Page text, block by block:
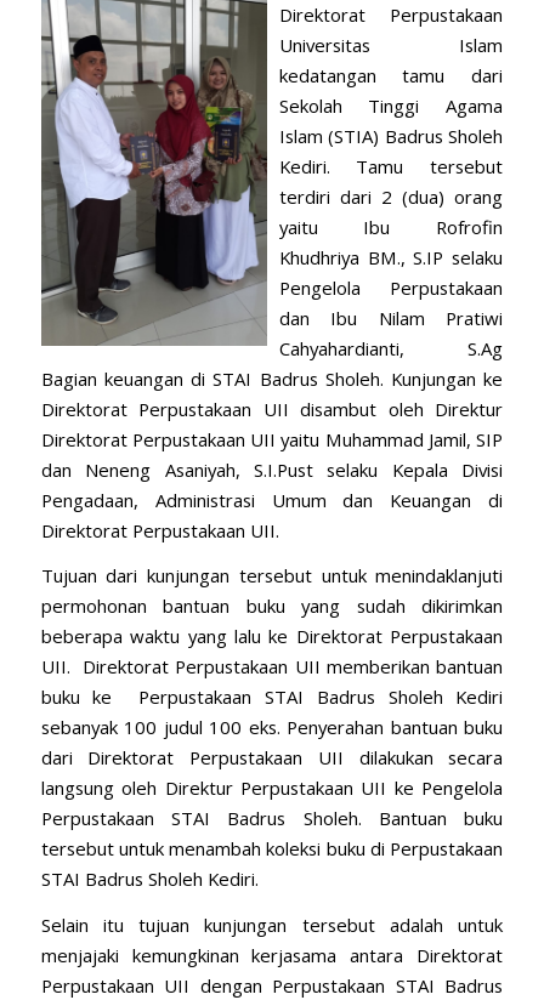
Direktorat Perpustakaan
Universitas Islam
kedatangan tamu dari
Sekolah Tinggi Agama
Islam (STIA) Badrus Sholeh
Kediri. Tamu tersebut
terdiri dari 2 (dua) orang
yaitu Ibu Rofrofin
Khudhriya BM., S.IP selaku
Pengelola Perpustakaan
dan Ibu Nilam Pratiwi
Cahyahardianti, S.Ag
Bagian keuangan di STAI Badrus Sholeh. Kunjungan ke
Direktorat Perpustakaan UII disambut oleh Direktur
Direktorat Perpustakaan UII yaitu Muhammad Jamil, SIP
dan Neneng Asaniyah, S.I.Pust selaku Kepala Divisi
Pengadaan, Administrasi Umum dan Keuangan di
Direktorat Perpustakaan UII.
Tujuan dari kunjungan tersebut untuk menindaklanjuti
permohonan bantuan buku yang sudah dikirimkan
beberapa waktu yang lalu ke Direktorat Perpustakaan
UII. Direktorat Perpustakaan UII memberikan bantuan
buku ke Perpustakaan STAI Badrus Sholeh Kediri
sebanyak 100 judul 100 eks. Penyerahan bantuan buku
dari Direktorat Perpustakaan UII dilakukan secara
langsung oleh Direktur Perpustakaan UII ke Pengelola
Perpustakaan STAI Badrus Sholeh. Bantuan buku
tersebut untuk menambah koleksi buku di Perpustakaan
STAI Badrus Sholeh Kediri.
Selain itu tujuan kunjungan tersebut adalah untuk
menjajaki kemungkinan kerjasama antara Direktorat
Perpustakaan UII dengan Perpustakaan STAI Badrus